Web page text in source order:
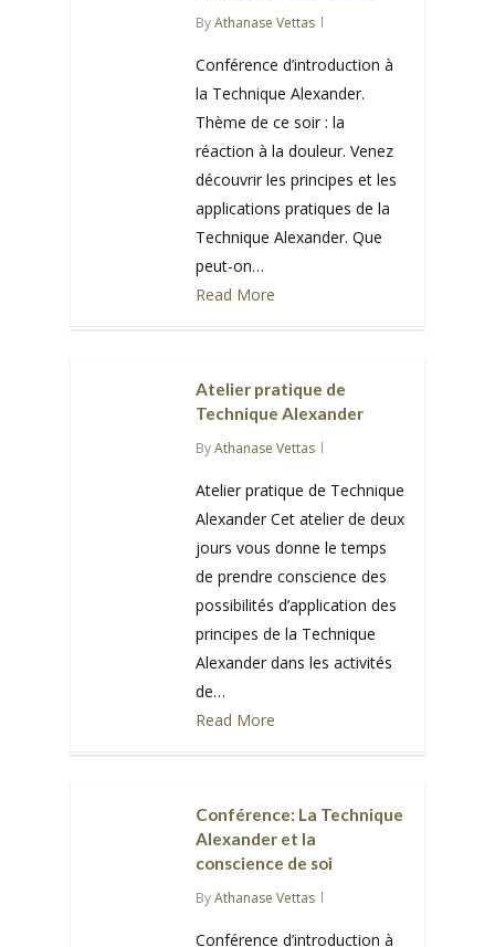
ByAthanase Vettas
Conférence d’introduction à
la Technique Alexander.
Thème de ce soir : la
réaction à la douleur. Venez
découvrir les principes et les
applications pratiques de la
Technique Alexander. Que
peut-on…
Read More
Atelier pratique de
Technique Alexander
ByAthanase Vettas
Atelier pratique de Technique
Alexander Cet atelier de deux
jours vous donne le temps
de prendre conscience des
possibilités d’application des
principes de la Technique
Alexander dans les activités
de…
Read More
Conférence: La Technique
Alexander et la
conscience de soi
ByAthanase Vettas
Conférence d’introduction à